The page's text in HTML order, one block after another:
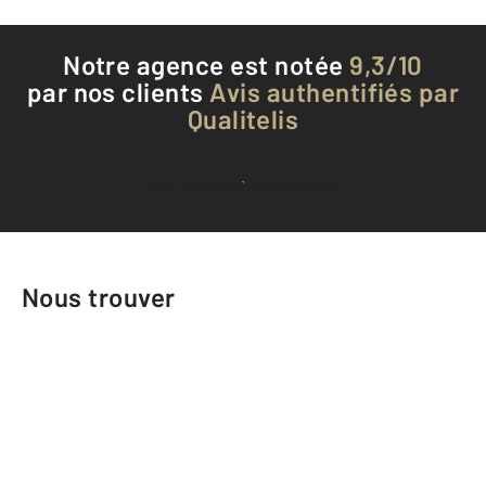
Notre agence est notée 9,3/10
par nos clients Avis authentifiés par
Qualitelis
Voir tous les avis clients
Nous trouver